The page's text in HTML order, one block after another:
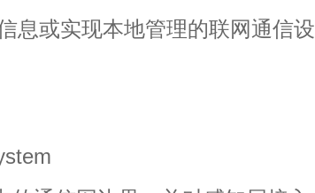
息或实现本地管理的联网通信设